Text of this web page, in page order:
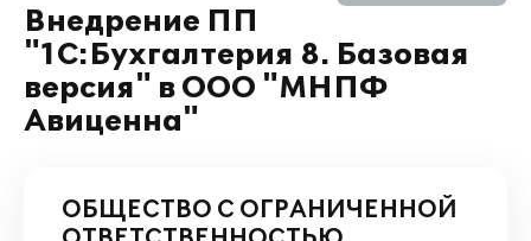
Внедрение ПП
"1С:Бухгалтерия 8. Базовая
версия" в ООО "МНПФ
Авиценна"
ОБЩЕСТВО С ОГРАНИЧЕННОЙ